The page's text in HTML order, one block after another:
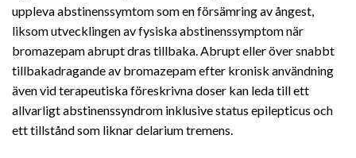
uppleva abstinenssymtom som en försämring av ångest,
liksom utvecklingen av fysiska abstinenssymptom när
bromazepam abrupt dras tillbaka. Abrupt eller över snabbt
tillbakadragande av bromazepam efter kronisk användning
även vid terapeutiska föreskrivna doser kan leda till ett
allvarligt abstinenssyndrom inklusive status epilepticus och
ett tillstånd som liknar delarium tremens.